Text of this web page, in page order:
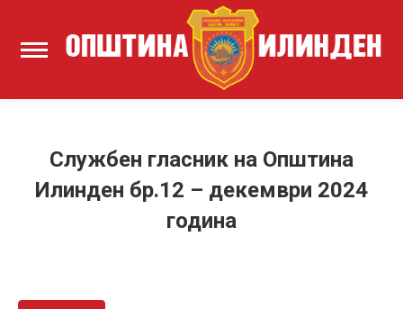
Службен гласник на Општина
Илинден бр.12 – декември 2024
година